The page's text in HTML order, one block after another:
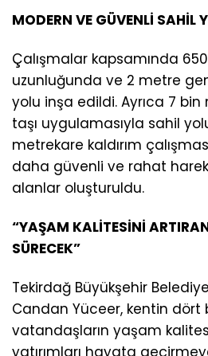
MODERN VE GÜVENLİ SAHİL
Çalışmalar kapsamında
uzunluğunda ve 2 metre
yolu inşa edildi. Ayrıca 7
taşı uygulamasıyla sahil
metrekare kaldırım
daha güvenli ve rahat
alanlar oluşturuldu.
“YAŞAM KALİTESİNİ
SÜRECEK”
Tekirdağ Büyükşehir
Candan Yüceer, kentin dört
vatandaşların yaşam